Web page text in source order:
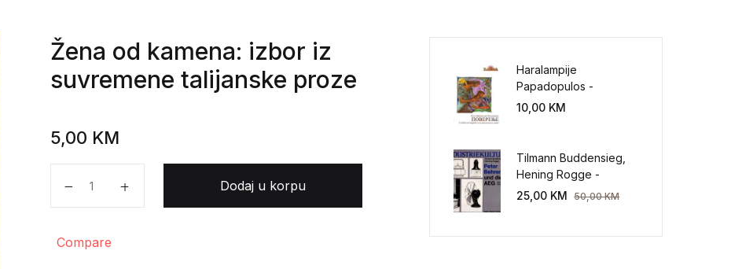
Žena od kamena: izbor iz
suvremene talijanske proze
5,00 KM
Dodaj u korpu
Compare
Haralampije
Papadopulos -
Poverenje: sloboda od
10,00 KM
Tilmann Buddensieg,
Hening Rogge -
Industriekultur: Peter
25,00 KM 50,00KM